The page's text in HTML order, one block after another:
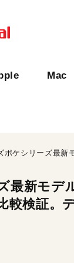
Mac
最新モデ
較検証